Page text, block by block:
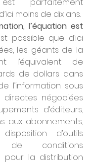
moins de dix ans.
l’équation est
possible que d’ici
les géants de la
l’équivalent de
de dollars dans
l’information sous
directes négociées
d’éditeurs,
aux abonnements,
d’outils
de conditions
pour la distribution